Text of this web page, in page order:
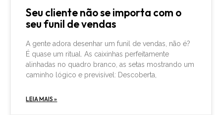
Seu cliente não se importa com o
seu funil de vendas
A gente adora desenhar um funil de vendas, não é?
É quase um ritual. As caixinhas perfeitamente
alinhadas no quadro branco, as setas mostrando um
caminho lógico e previsível: Descoberta,
LEIA MAIS »